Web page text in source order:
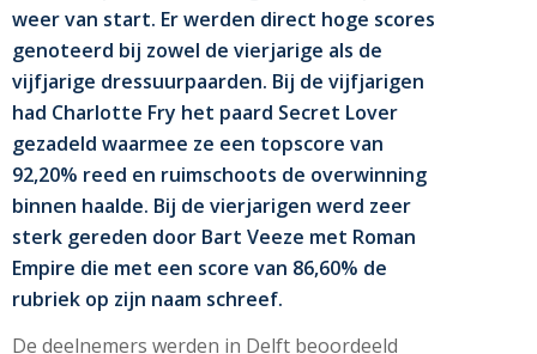
weer van start. Er werden direct hoge scores
genoteerd bij zowel de vierjarige als de
vijfjarige dressuurpaarden. Bij de vijfjarigen
had Charlotte Fry het paard Secret Lover
gezadeld waarmee ze een topscore van
92,20% reed en ruimschoots de overwinning
binnen haalde. Bij de vierjarigen werd zeer
sterk gereden door Bart Veeze met Roman
Empire die met een score van 86,60% de
rubriek op zijn naam schreef.
De deelnemers werden in Delft beoordeeld